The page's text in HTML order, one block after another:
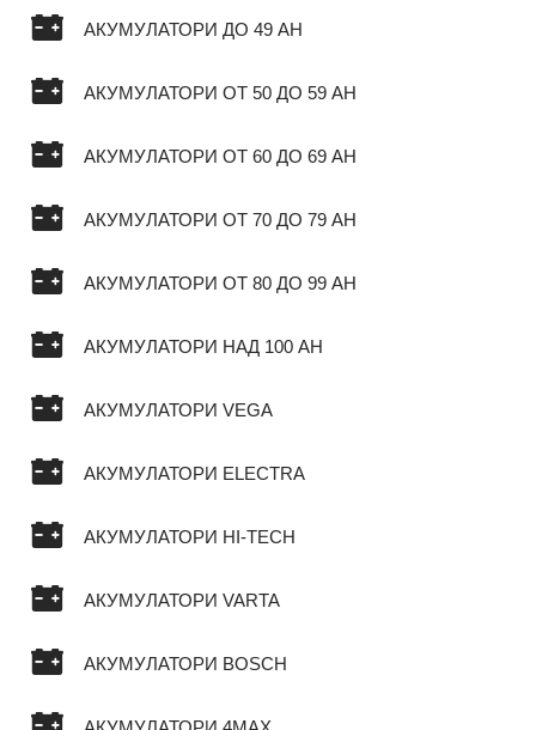
АКУМУЛАТОРИ ДО 49 AH
АКУМУЛАТОРИ ОТ 50 ДО 59 AH
АКУМУЛАТОРИ ОТ 60 ДО 69 AH
АКУМУЛАТОРИ ОТ 70 ДО 79 AH
АКУМУЛАТОРИ ОТ 80 ДО 99 AH
АКУМУЛАТОРИ НАД 100 AH
АКУМУЛАТОРИ VEGA
АКУМУЛАТОРИ ELECTRA
АКУМУЛАТОРИ HI-TECH
АКУМУЛАТОРИ VARTA
АКУМУЛАТОРИ BOSCH